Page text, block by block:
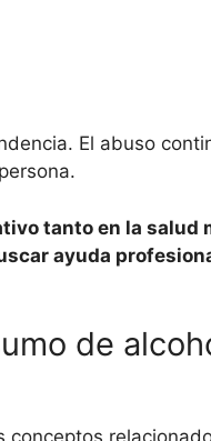
El abuso
tanto en la salud
ayuda
de
conceptos